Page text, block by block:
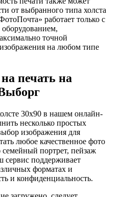
от выбранного типа холста
работает только с
точной
на любом типе
печать на
30х90 в нашем онлайн-
несколько простых
изображения для
любое качественное фото
семейный портрет, пейзаж
поддерживает
форматах и
и конфиденциальность.